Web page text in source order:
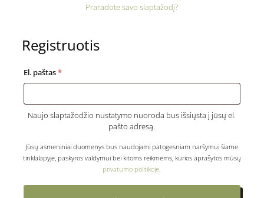
Praradote savo slaptažodį?
Registruotis
El. paštas*Privalomas
Naujo slaptažodžio nustatymo nuoroda bus išsiųsta į jūsų el.
pašto adresą.
Jūsų asmeniniai duomenys bus naudojami patogesniam naršymui šiame
tinklalapyje, paskyros valdymui bei kitoms reikmėms, kurios aprašytos mūsų
privatumo politikoje.